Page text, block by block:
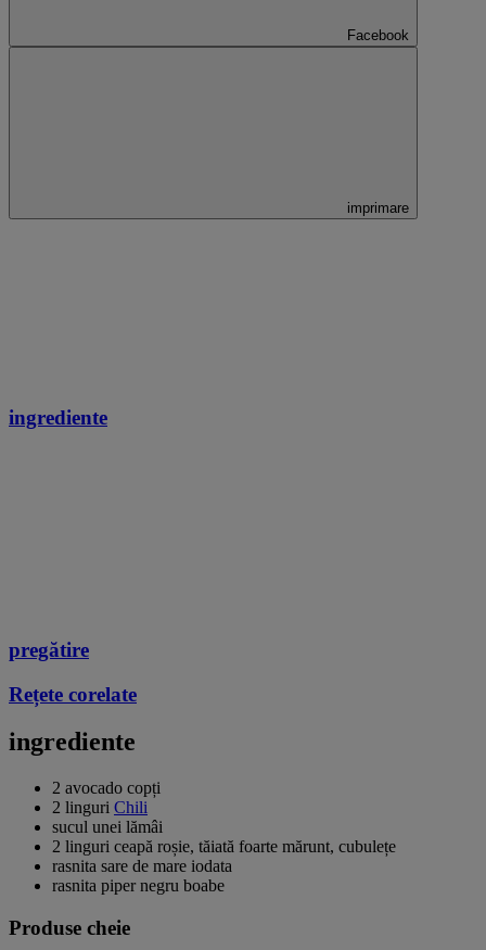
Facebook
imprimare
ingrediente
pregătire
Rețete corelate
ingrediente
2 avocado copți
2 linguri Chili
sucul unei lămâi
2 linguri ceapă roșie, tăiată foarte mărunt, cubulețe
rasnita sare de mare iodata
rasnita piper negru boabe
Produse cheie